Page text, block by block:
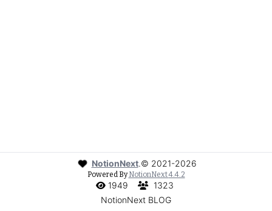
NotionNext.© 2021-2026
Powered ByNotionNext4.4.2
1949
1323
NotionNext BLOG